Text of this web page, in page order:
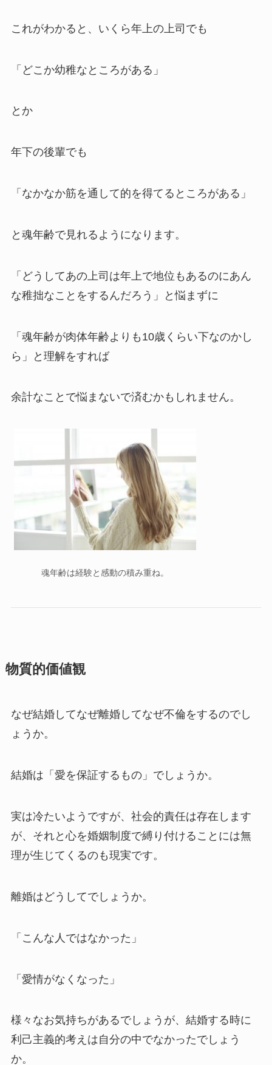
これがわかると、いくら年上の上司でも
「どこか幼稚なところがある」
とか
年下の後輩でも
「なかなか筋を通して的を得てるところがある」
と魂年齢で見れるようになります。
「どうしてあの上司は年上で地位もあるのにあん
な稚拙なことをするんだろう」と悩まずに
「魂年齢が肉体年齢よりも 10歳くらい下なのかし
ら」と理解をすれば
余計なことで悩まないで済むかもしれません。
魂年齢は経験と感動の積み重ね。
物質的価値観
なぜ結婚してなぜ離婚してなぜ不倫をするのでし
ょうか。
結婚は「愛を保証するもの」でしょうか。
実は冷たいようですが、社会的責任は存在します
が、それと心を婚姻制度で縛り付けることには無
理が生じてくるのも現実です。
離婚はどうしてでしょうか。
「こんな人ではなかった」
「愛情がなくなった」
様々なお気持ちがあるでしょうが、結婚する時に
利己主義的考えは自分の中でなかったでしょう
か。